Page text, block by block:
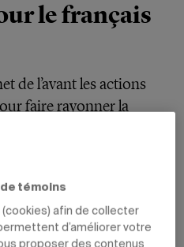
le français
de l’avant les actions
faire rayonner la
témoins
afin de collecter
d’améliorer votre
proposer des contenus